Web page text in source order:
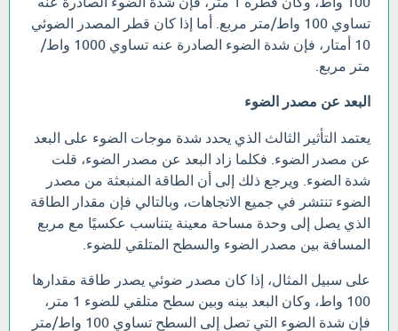
تساوي 100 واط/متر مربع. أما إذا كان قطر المصدر الضوئي
10 أمتار، فإن شدة الضوء الصادرة عنه تساوي 1000 واط/
متر مربع.
البعد عن مصدر الضوء
يعتمد التأثير الثالث الذي يحدد شدة موجات الضوء على البعد
عن مصدر الضوء. فكلما زاد البعد عن مصدر الضوء، قلت
شدة الضوء. ويرجع ذلك إلى أن الطاقة المنبعثة من مصدر
الضوء تنتشر في جميع الاتجاهات، وبالتالي فإن مقدار الطاقة
الذي يصل إلى وحدة مساحة معينة يتناسب عكسيًا مع مربع
المسافة بين مصدر الضوء والسطح المتلقي للضوء.
على سبيل المثال، إذا كان مصدر ضوئي يصدر طاقة مقدارها
100 واط، وكان البعد بينه وبين سطح متلقي للضوء 1 متر،
فإن شدة الضوء التي تصل إلى السطح تساوي 100 واط/متر